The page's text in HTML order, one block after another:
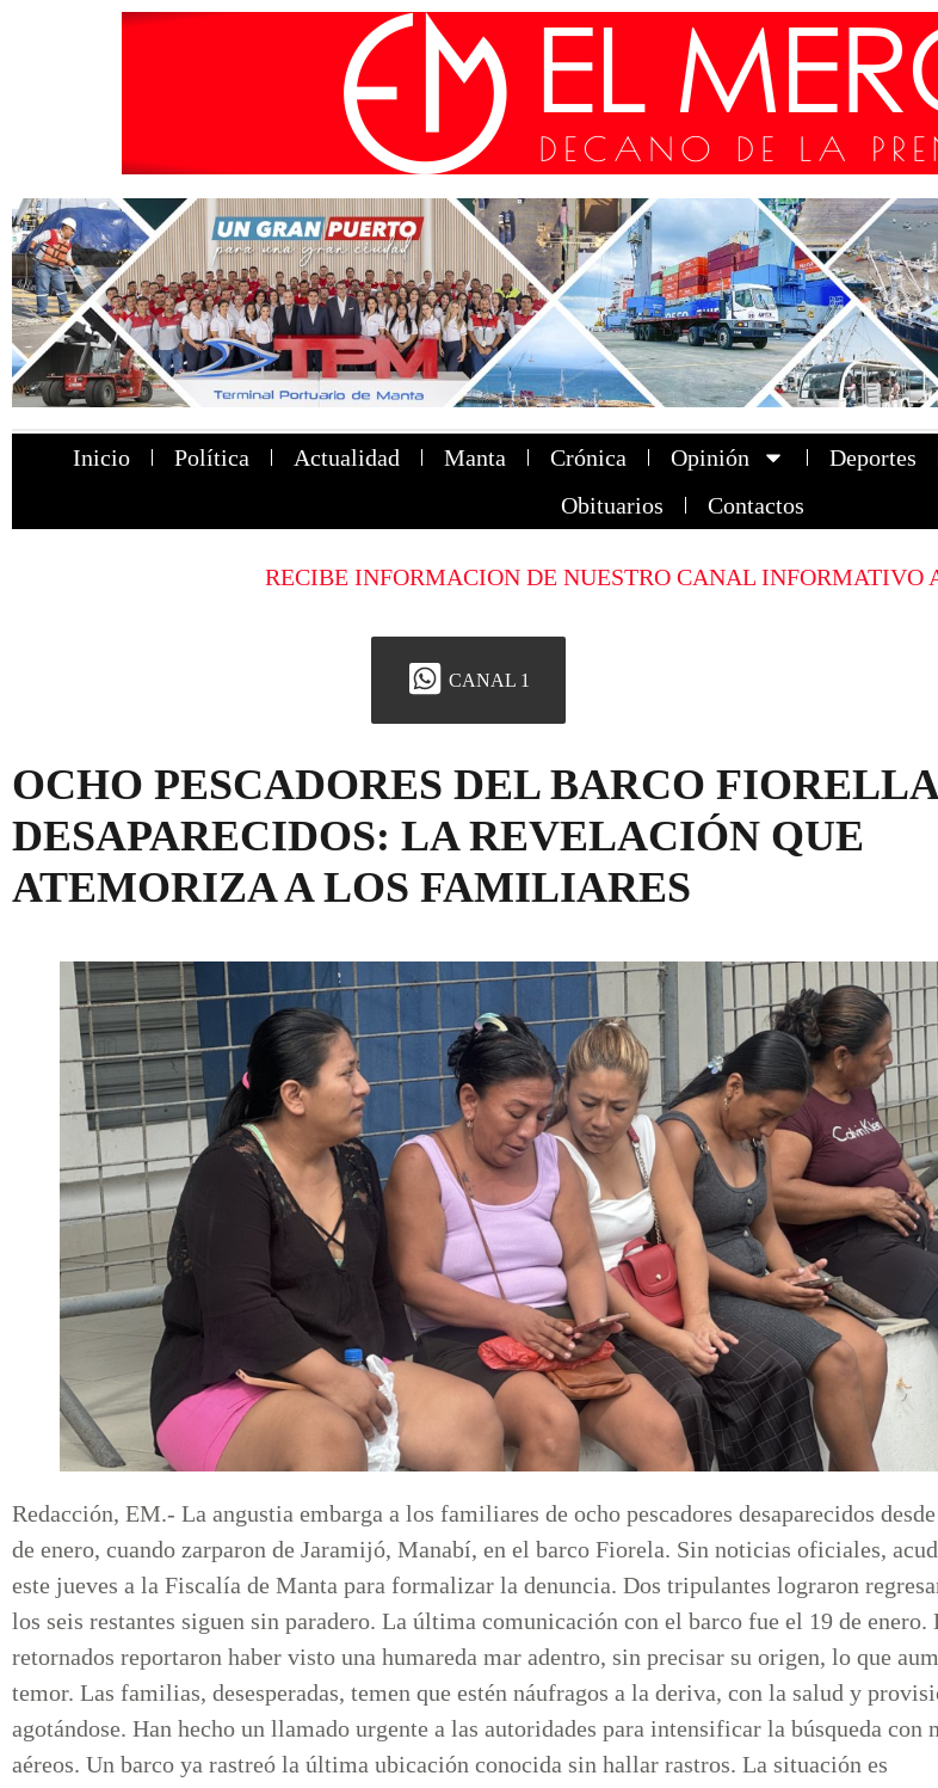
Inicio Política Actualidad Manta Crónica Opinión Deportes
Obituarios
Contactos
RECIBE INFORMACION DE NUESTRO CANAL INFORMATIVO
CANAL 1
OCHO PESCADORES DEL BARCO FIORELLA
DESAPARECIDOS: LA REVELACIÓN QUE
ATEMORIZA A LOS FAMILIARES
Redacción, EM.- La angustia embarga a los familiares de ocho pescadores desaparecidos
de enero, cuando zarparon de Jaramijó, Manabí, en el barco Fiorela. Sin noticias oficiales,
este jueves a la Fiscalía de Manta para formalizar la denuncia. Dos tripulantes lograron
los seis restantes siguen sin paradero. La última comunicación con el barco fue el 19 de enero.
retornados reportaron haber visto una humareda mar adentro, sin precisar su origen, lo que
temor. Las familias, desesperadas, temen que estén náufragos a la deriva, con la salud y
agotándose. Han hecho un llamado urgente a las autoridades para intensificar la búsqueda con
aéreos. Un barco ya rastreó la última ubicación conocida sin hallar rastros. La situación es